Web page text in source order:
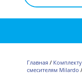
Главная/
смесителям Milardo /